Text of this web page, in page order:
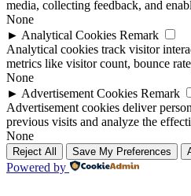
media, collecting feedback, and
None
► Analytical Cookies Remark
Analytical cookies track visitor
metrics like visitor count, bounce
None
► Advertisement Cookies Remark
Advertisement cookies deliver
previous visits and analyze the
None
Reject All Save My Preferences
Powered by